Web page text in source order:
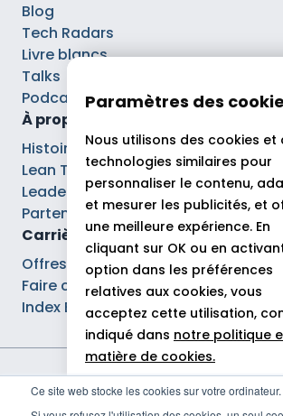
Ce site web stocke les cookies sur votre ordinateur.
Blog
Tech Radars
Livre blancs
Talks
Podcasts
À propos
Histoire
Lean Tech®
Leaders
Partenaires
Carrières
Offres d’emploi
Faire carrière chez Theodo
Index Ega Pro
Mentions légales
Paramètres des
Nous utilisons des cookies et
technologies similaires pour
personnaliser le contenu,
et mesurer les publicités, et
une meilleure expérience. En
cliquant sur OK ou en
option dans les préférences
relatives aux cookies, vous
acceptez cette utilisation,
indiqué dans notre politique
matière de cookies.
Tout autoriser